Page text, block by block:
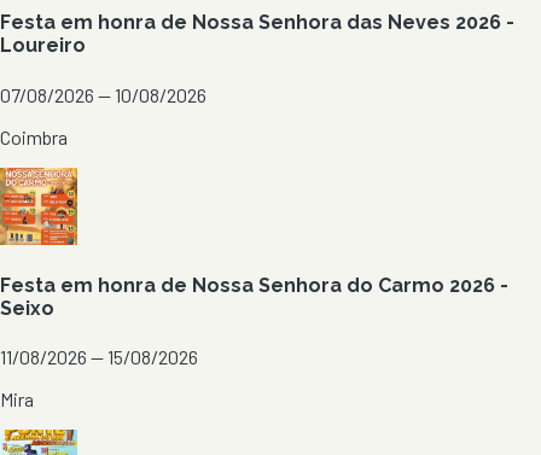
Festa em honra de Nossa Senhora das Neves 2026 -
Loureiro
07/08/2026 — 10/08/2026
Coimbra
Festa em honra de Nossa Senhora do Carmo 2026 -
Seixo
11/08/2026 — 15/08/2026
Mira